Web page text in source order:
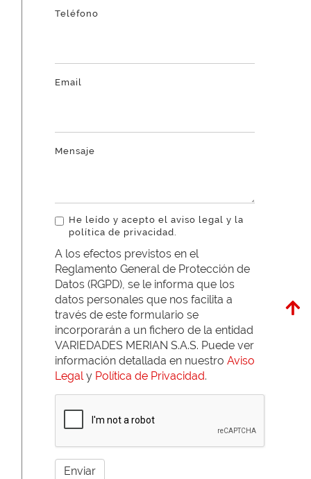
Teléfono
Email
Mensaje
He leído y acepto el aviso legal y la
política de privacidad.
A los efectos previstos en el
Reglamento General de Protección de
Datos (RGPD), se le informa que los
datos personales que nos facilita a
través de este formulario se
incorporarán a un fichero de la entidad
VARIEDADES MERIAN S.A.S. Puede ver
información detallada en nuestro Aviso
Legaly Política de Privacidad.
Enviar